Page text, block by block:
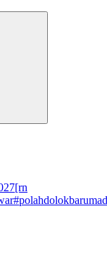
[rn